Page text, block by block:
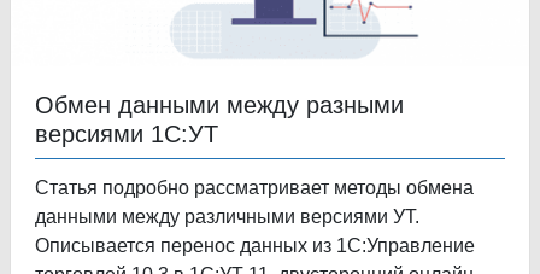
Обмен данными между разными
версиями 1С:УТ
Статья подробно рассматривает методы обмена
данными между различными версиями УТ.
Описывается перенос данных из 1С:Управление